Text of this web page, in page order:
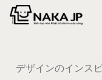
デザインのインス